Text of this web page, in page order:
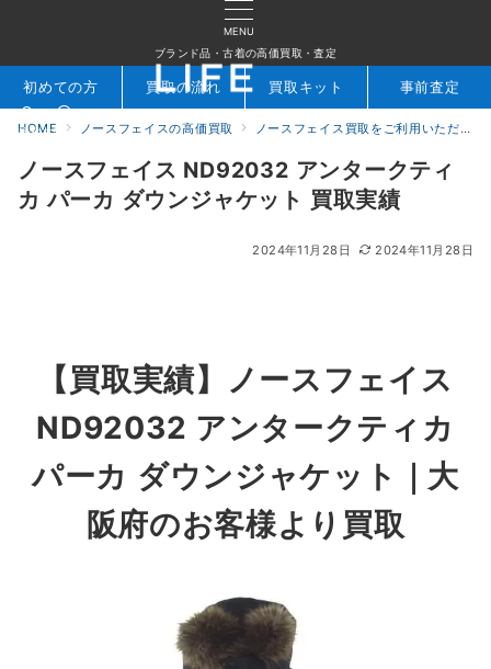
MENU
ブランド品・古着の高価買取・査定
検索 お問合せ
初めての方 買取の流れ 買取キット 事前査定
HOME ノースフェイスの高価買取 ノースフェイス買取をご利用いただいたお客様の声
ノースフェイス ND92032 アンタークティ
カ パーカ ダウンジャケット 買取実績
2024年11月28日 2024年11月28日
【買取実績】 ノースフェイス
ND92032 アンタークティカ
パーカ ダウンジャケット
｜大
阪府のお客様より買取